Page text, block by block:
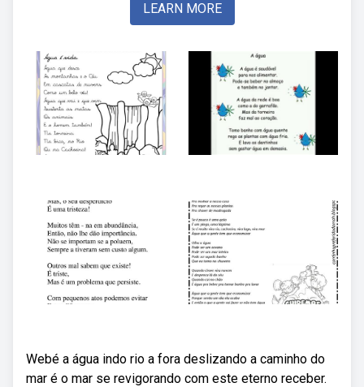
LEARN MORE
Webé a água indo rio a fora deslizando a caminho do
mar é o mar se revigorando com este eterno receber.